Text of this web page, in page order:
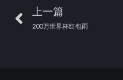
上一篇
200万世界杯红包雨